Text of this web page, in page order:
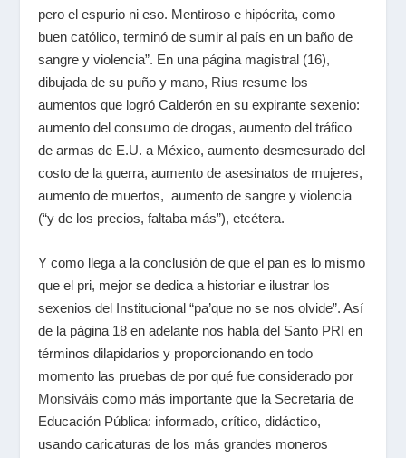
pero el espurio ni eso. Mentiroso e hipócrita, como
buen católico, terminó de sumir al país en un baño de
sangre y violencia”. En una página magistral (16),
dibujada de su puño y mano, Rius resume los
aumentos que logró Calderón en su expirante sexenio:
aumento del consumo de drogas, aumento del tráfico
de armas de E.U. a México, aumento desmesurado del
costo de la guerra, aumento de asesinatos de mujeres,
aumento de muertos, aumento de sangre y violencia
(“y de los precios, faltaba más”), etcétera.
Y como llega a la conclusión de que el pan es lo mismo
que el pri, mejor se dedica a historiar e ilustrar los
sexenios del Institucional “pa’que no se nos olvide”. Así
de la página 18 en adelante nos habla del Santo PRI en
términos dilapidarios y proporcionando en todo
momento las pruebas de por qué fue considerado por
Monsiváis como más importante que la Secretaria de
Educación Pública: informado, crítico, didáctico,
usando caricaturas de los más grandes moneros